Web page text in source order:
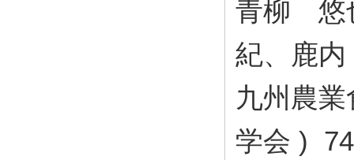
青柳 悠
紀、鹿
九州農
学会 )